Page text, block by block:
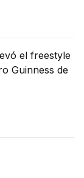
el freestyle
Guinness de